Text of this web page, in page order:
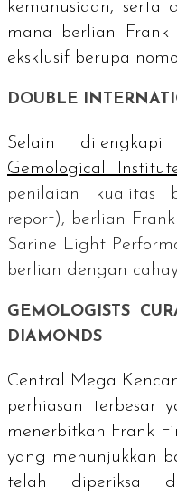
kemanusiaan, serta
mana berlian Frank
eksklusif berupa
DOUBLE
Selain dilengkapi
Gemological
penilaian kualitas
report), berlian
Sarine Light
berlian dengan
GEMOLOGISTS
DIAMONDS
Central Mega
perhiasan terbesar
menerbitkan Frank
yang menunjukkan
telah diperiksa